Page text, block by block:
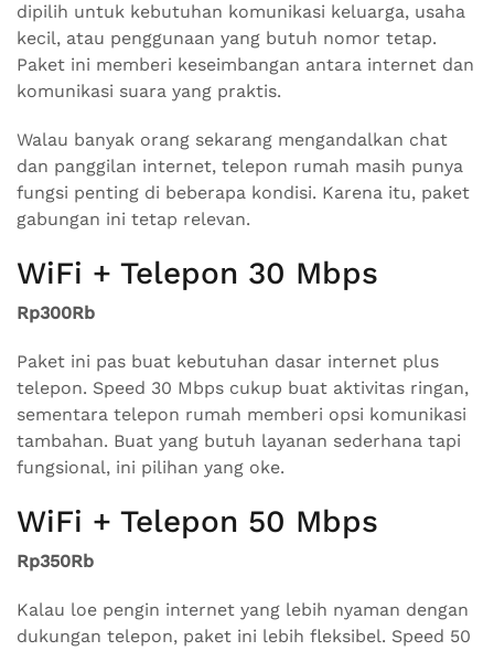
dipilih untuk kebutuhan komunikasi keluarga, usaha
kecil, atau penggunaan yang butuh nomor tetap.
Paket ini memberi keseimbangan antara internet dan
komunikasi suara yang praktis.
Walau banyak orang sekarang mengandalkan chat
dan panggilan internet, telepon rumah masih punya
fungsi penting di beberapa kondisi. Karena itu, paket
gabungan ini tetap relevan.
WiFi + Telepon 30 Mbps
Rp300Rb
Paket ini pas buat kebutuhan dasar internet plus
telepon. Speed 30 Mbps cukup buat aktivitas ringan,
sementara telepon rumah memberi opsi komunikasi
tambahan. Buat yang butuh layanan sederhana tapi
fungsional, ini pilihan yang oke.
WiFi + Telepon 50 Mbps
Rp350Rb
Kalau loe pengin internet yang lebih nyaman dengan
dukungan telepon, paket ini lebih fleksibel. Speed 50